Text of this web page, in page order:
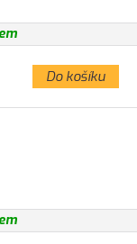
Do košíku